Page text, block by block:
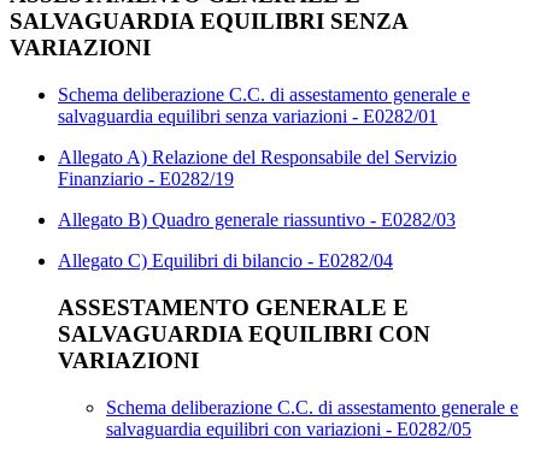
SALVAGUARDIA EQUILIBRI SENZA
VARIAZIONI
Schema deliberazione C.C. di assestamento generale e
salvaguardia equilibri senza variazioni - E0282/01
Allegato A) Relazione del Responsabile del Servizio
Finanziario - E0282/19
Allegato B) Quadro generale riassuntivo - E0282/03
Allegato C) Equilibri di bilancio - E0282/04
ASSESTAMENTO GENERALE E
SALVAGUARDIA EQUILIBRI CON
VARIAZIONI
Schema deliberazione C.C. di assestamento generale e
salvaguardia equilibri con variazioni - E0282/05